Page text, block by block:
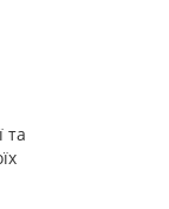
та